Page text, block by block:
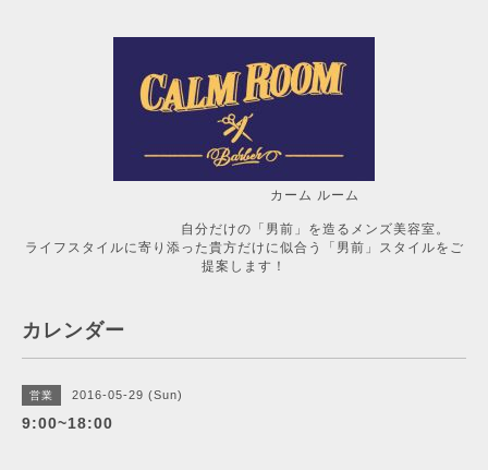
カーム ルーム
自分だけの「男前」を造るメンズ美容室。
ライフスタイルに寄り添った貴方だけに似合う「男前」スタイルをご
提案します！
カレンダー
営業 2016-05-29 (Sun)
9:00~18:00